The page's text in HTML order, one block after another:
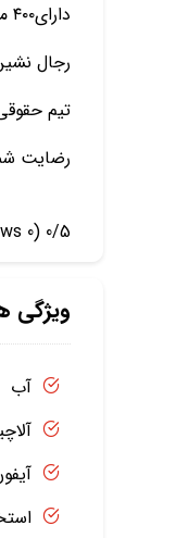
رجال
تیم
رضایت
0/5
(0 Reviews)
ویژگی
آب